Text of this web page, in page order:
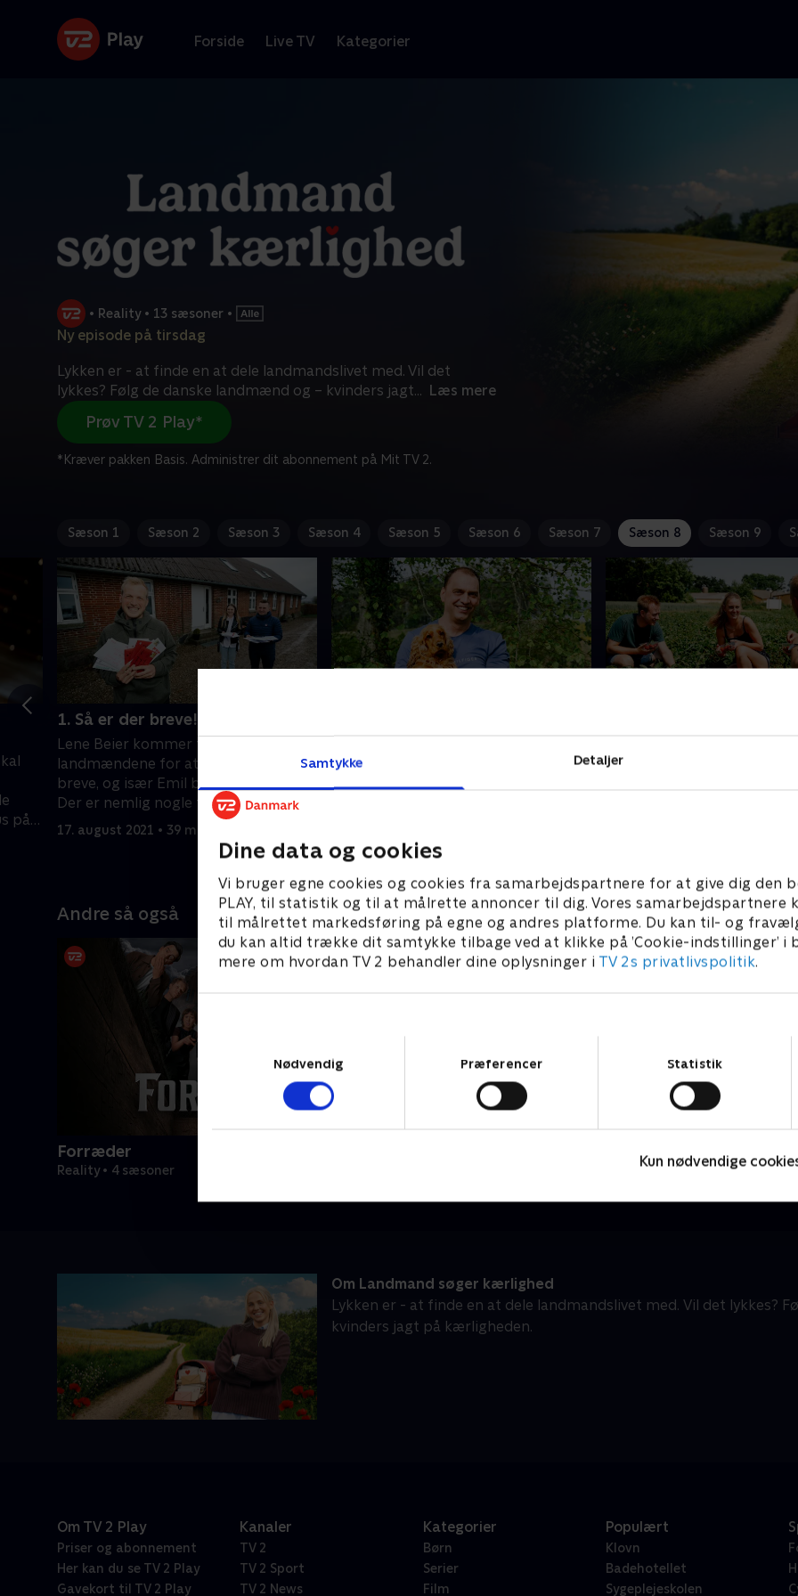
Samtykke Detaljer
Dine data og cookies
Vi bruger egne cookies og cookies fra samarbejdspartnere for at give dig den
PLAY, til statistik og til at målrette annoncer til dig. Vores samarbejdspartnere
til målrettet markedsføring på egne og andres platforme. Du kan til- og
du kan altid trække dit samtykke tilbage ved at klikke på ’Cookie-indstillinger’ i
mere om hvordan TV 2 behandler dine oplysninger i TV 2s privatlivspolitik.
Nødvendig
Præferencer Statistik
Kun nødvendige
Forside Live TV Kategorier
• Reality • 13 sæsoner •
Ny episode på tirsdag
Lykken er - at finde en at dele landmandslivet med. Vil det
lykkes? Følg de danske landmænd og – kvinders jagt... Læs mere
Prøv TV 2 Play*
*Kræver pakken Basis. Administrer dit abonnement på Mit TV 2.
Sæson 1 Sæson 2 Sæson 3 Sæson 4 Sæson 5 Sæson 6 Sæson 7 Sæson 8 Sæson 9
på
1. Så er der breve!
Lene Beier kommer forbi
landmændene for at give dem deres
breve, og især Emil bliver overrasket.
Der er nemlig nogle flere breve, end
han havde regnet med.
17. august 2021 • 39 min
ønsker sig i livet, lige på nær
kærligheden. Gemmer der sig mon
hvor hun vil finde ud af, hvor
Andre så også
Forræder
Reality • 4 sæsoner
Kærlighed hvor kragerne vender
Om Landmand søger kærlighed
Lykken er - at finde en at dele landmandslivet med. Vil det lykkes?
kvinders jagt på kærligheden.
Om TV 2 Play
Priser og abonnement
Her kan du se TV 2 Play
Gavekort til TV 2 Play
Kanaler
TV 2
TV 2 Sport
TV 2 News
Kategorier
Børn
Serier
Film
Populært
Klovn
Badehotellet
Sygeplejeskolen